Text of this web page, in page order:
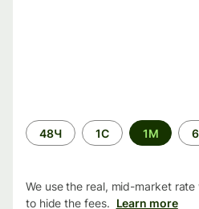
Time
period
48Ч 1С 1М
We use the real, mid-market
to hide the fees. Learn more